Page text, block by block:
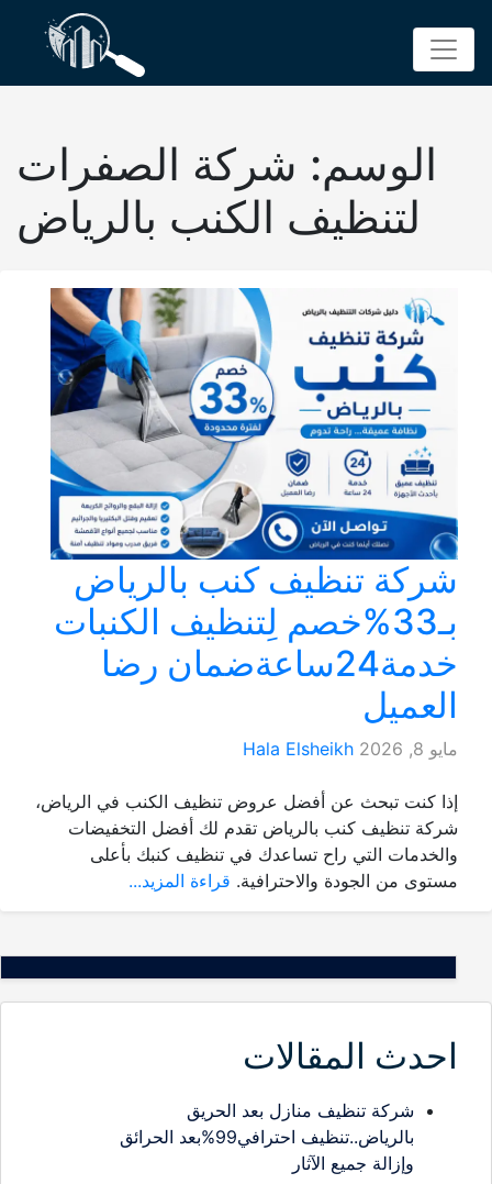
الوسم: شركة الصفرات
لتنظيف الكنب بالرياض
شركة تنظيف كنب بالرياض
بـ33%خصم لِتنظيف الكنبات
خدمة24ساعةضمان رضا
العميل
مايو 8, 2026 Hala Elsheikh
إذا كنت تبحث عن أفضل عروض تنظيف الكنب في الرياض،
شركة تنظيف كنب بالرياض تقدم لك أفضل التخفيضات
والخدمات التي راح تساعدك في تنظيف كنبك بأعلى
مستوى من الجودة والاحترافية. قراءة المزيد...
احدث المقالات
شركة تنظيف منازل بعد الحريق
بالرياض..تنظيف احترافي99%بعد الحرائق
وإزالة جميع الآثار